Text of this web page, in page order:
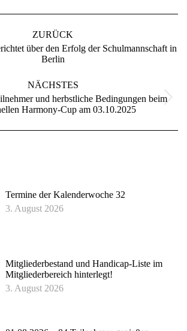
ZURÜCK
Vorheriger
Beitrag:
über den Erfolg der Schulmannschaft in
Berlin
NÄCHSTES
Nächster
Beitrag:
und herbstliche Bedingungen beim
Harmony-Cup am 03.10.2025
Termine der Kalenderwoche 32
3. August 2026
Mitgliederbestand und Handicap-Liste im
Mitgliederbereich hinterlegt!
3. August 2026